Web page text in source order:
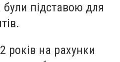
були підставою для
років на рахунки